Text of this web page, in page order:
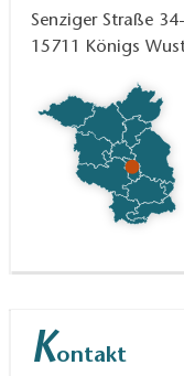
Senziger Straße
15711 Königs
Kontakt